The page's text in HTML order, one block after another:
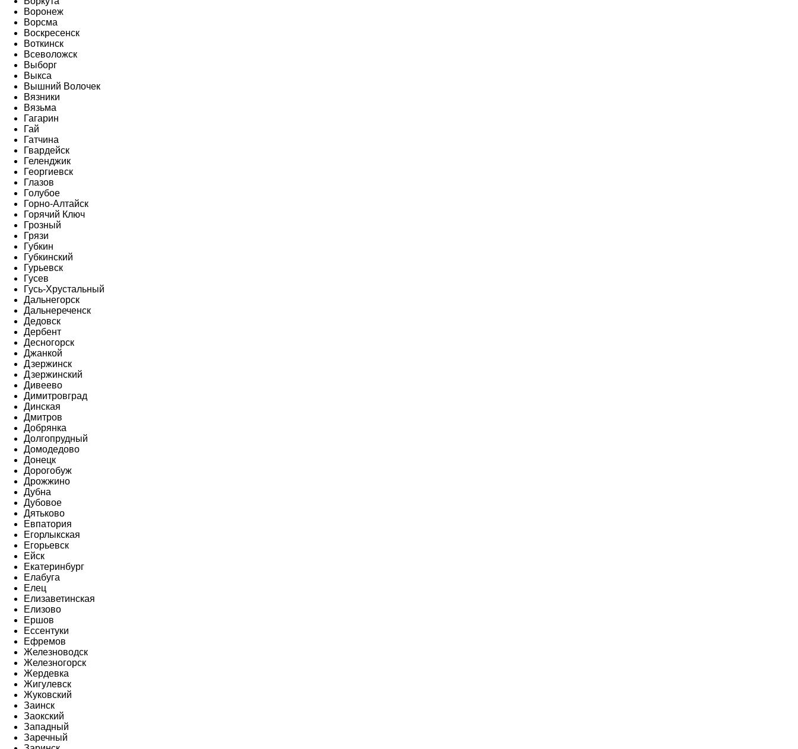
Воронеж
Ворсма
Воскресенск
Воткинск
Всеволожск
Выборг
Выкса
Вышний Волочек
Вязники
Вязьма
Гагарин
Гай
Гатчина
Гвардейск
Геленджик
Георгиевск
Глазов
Голубое
Горно-Алтайск
Горячий Ключ
Грозный
Грязи
Губкин
Губкинский
Гурьевск
Гусев
Гусь-Хрустальный
Дальнегорск
Дальнереченск
Дедовск
Дербент
Десногорск
Джанкой
Дзержинск
Дзержинский
Дивеево
Димитровград
Динская
Дмитров
Добрянка
Долгопрудный
Домодедово
Донецк
Дорогобуж
Дрожжино
Дубна
Дубовое
Дятьково
Евпатория
Егорлыкская
Егорьевск
Ейск
Екатеринбург
Елабуга
Елец
Елизаветинская
Елизово
Ершов
Ессентуки
Ефремов
Железноводск
Железногорск
Жердевка
Жигулевск
Жуковский
Заинск
Заокский
Западный
Заречный